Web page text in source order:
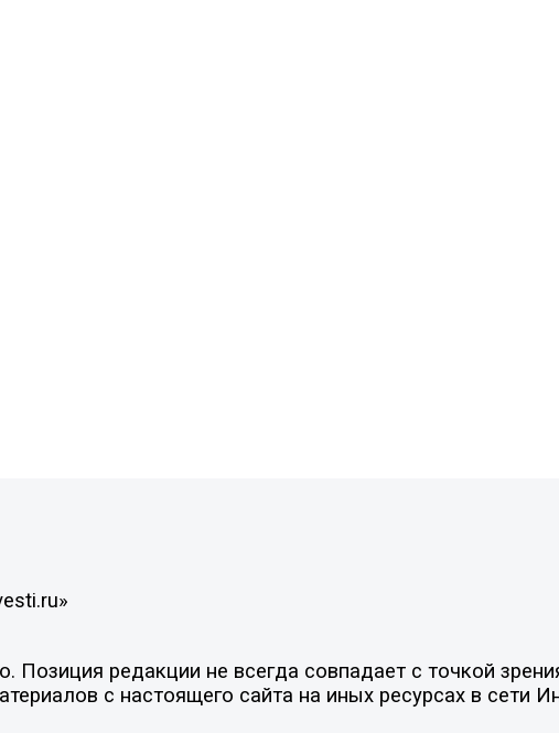
редакции не всегда совпадает с точкой
с настоящего сайта на иных ресурсах в сети